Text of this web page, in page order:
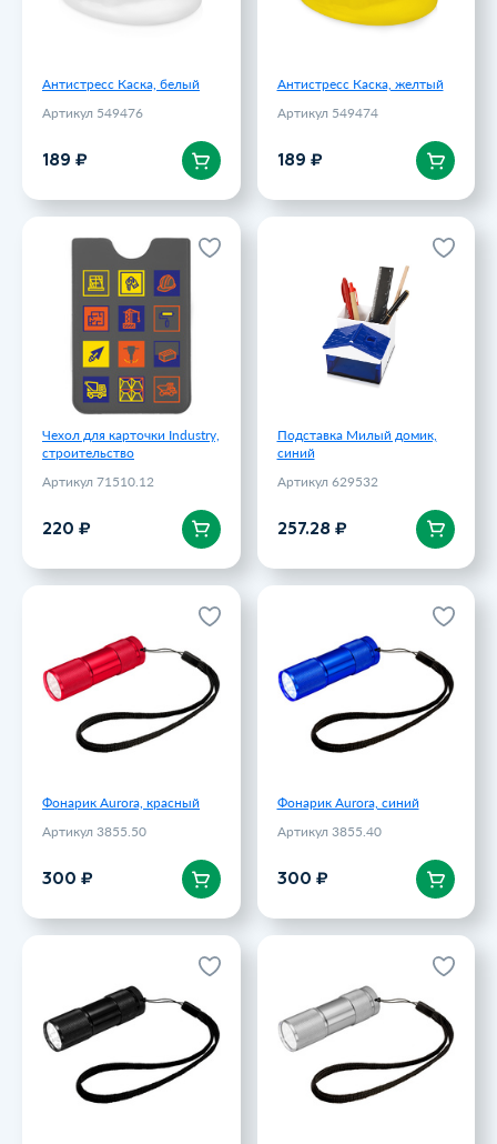
Антистресс Каска, белый
Артикул 549476
189 ₽
Антистресс Каска, желтый
Артикул 549474
189 ₽
Чехол для карточки Industry,
строительство
Артикул 71510.12
220 ₽
Чехол для карточки Industry,
строительство
Артикул 71510.12
220 ₽
В корзину
Подставка Милый домик,
синий
Артикул 629532
257.28 ₽
Подставка Милый домик,
синий
Артикул 629532
257.28 ₽
В корзину
Фонарик Aurora, красный
Артикул 3855.50
300 ₽
Фонарик Aurora, красный
Артикул 3855.50
300 ₽
В корзину
Фонарик Aurora, синий
Артикул 3855.40
300 ₽
Фонарик Aurora, синий
Артикул 3855.40
300 ₽
В корзину
Фонарик Aurora, черный
Артикул 3855.30
300 ₽
Фонарик Aurora,
серебристый
Артикул 3855.10
300 ₽